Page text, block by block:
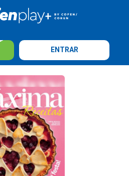
ENTRAR